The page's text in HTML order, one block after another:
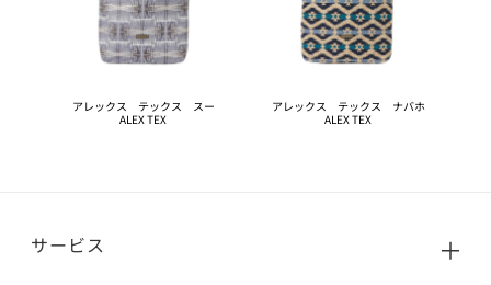
アレックス テックス スー
ALEX TEX
アレックス テックス ナバホ
ALEX TEX
サービス